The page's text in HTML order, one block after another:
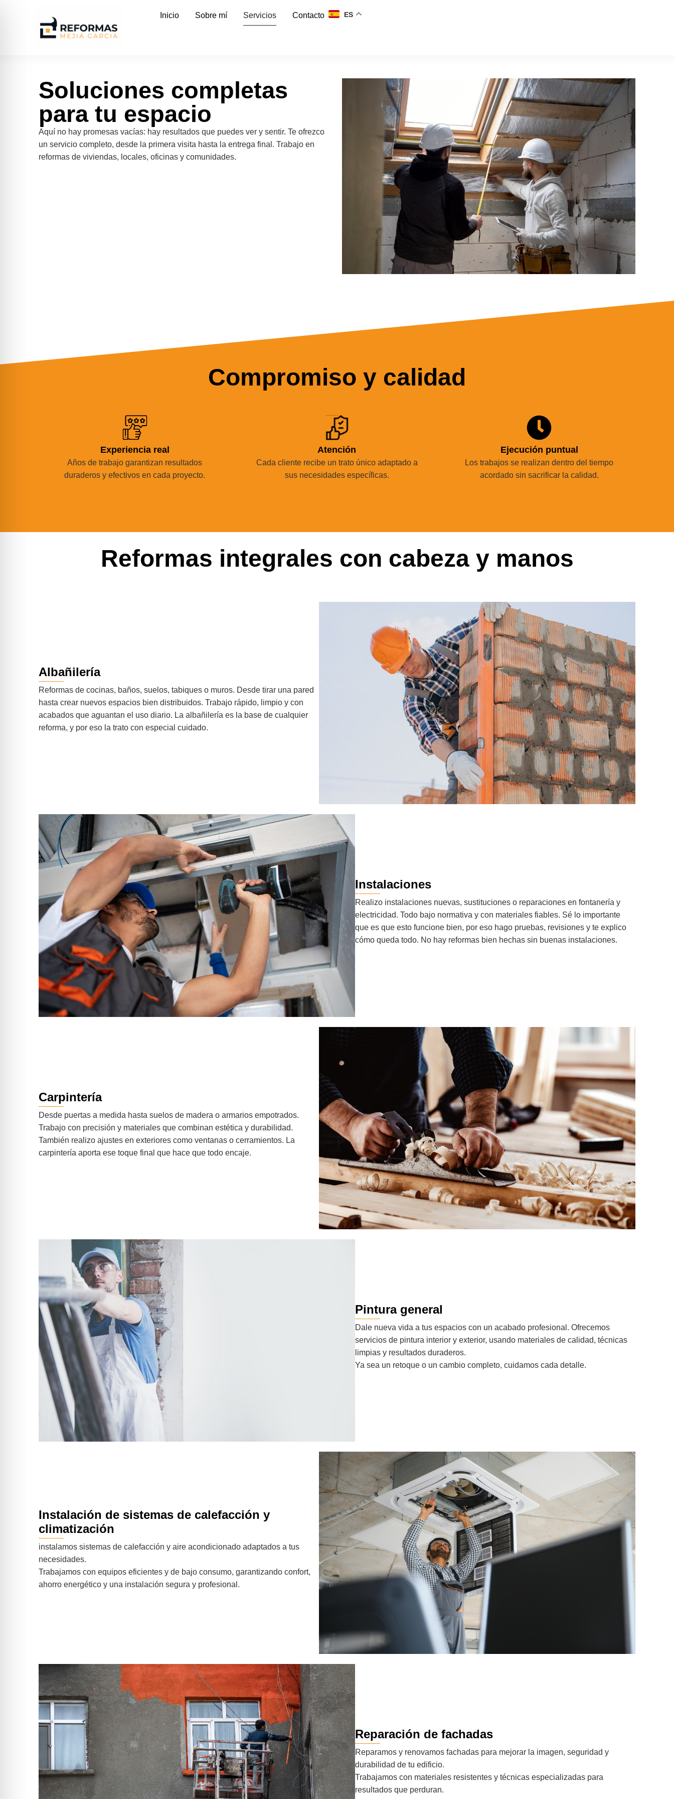
Inicio Sobre mí Servicios Contacto ES
Soluciones completas
para tu espacio
Aquí no hay promesas vacías: hay resultados que puedes ver y sentir. Te ofrezco
un servicio completo, desde la primera visita hasta la entrega final. Trabajo en
reformas de viviendas, locales, oficinas y comunidades.
Compromiso y calidad
Experiencia real
Años de trabajo garantizan resultados
duraderos y efectivos en cada proyecto.
Atención
Cada cliente recibe un trato único adaptado a
sus necesidades específicas.
Ejecución puntual
Los trabajos se realizan dentro del tiempo
acordado sin sacrificar la calidad.
Reformas integrales con cabeza y manos
Albañilería​
Reformas de cocinas, baños, suelos, tabiques o muros. Desde tirar una pared
hasta crear nuevos espacios bien distribuidos. Trabajo rápido, limpio y con
acabados que aguantan el uso diario. La albañilería es la base de cualquier
reforma, y por eso la trato con especial cuidado.
Instalaciones
Realizo instalaciones nuevas, sustituciones o reparaciones en fontanería y
electricidad. Todo bajo normativa y con materiales fiables. Sé lo importante
que es que esto funcione bien, por eso hago pruebas, revisiones y te explico
cómo queda todo. No hay reformas bien hechas sin buenas instalaciones.
Carpintería
Desde puertas a medida hasta suelos de madera o armarios empotrados.
Trabajo con precisión y materiales que combinan estética y durabilidad.
También realizo ajustes en exteriores como ventanas o cerramientos. La
carpintería aporta ese toque final que hace que todo encaje.
Pintura general
Dale nueva vida a tus espacios con un acabado profesional. Ofrecemos
servicios de pintura interior y exterior, usando materiales de calidad, técnicas
limpias y resultados duraderos.
Ya sea un retoque o un cambio completo, cuidamos cada detalle.
Instalación de sistemas de calefacción y
climatización
instalamos sistemas de calefacción y aire acondicionado adaptados a tus
necesidades.
Trabajamos con equipos eficientes y de bajo consumo, garantizando confort,
ahorro energético y una instalación segura y profesional.
Reparación de fachadas
Reparamos y renovamos fachadas para mejorar la imagen, seguridad y
durabilidad de tu edificio.
Trabajamos con materiales resistentes y técnicas especializadas para
resultados que perduran.